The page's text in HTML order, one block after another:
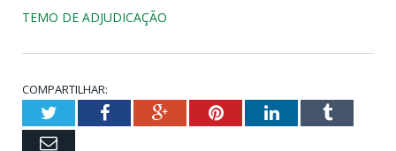
TEMO DE ADJUDICAÇÃO
COMPARTILHAR:
TwitterFacebookGoogle+PinterestLinkedInTumblr
Email